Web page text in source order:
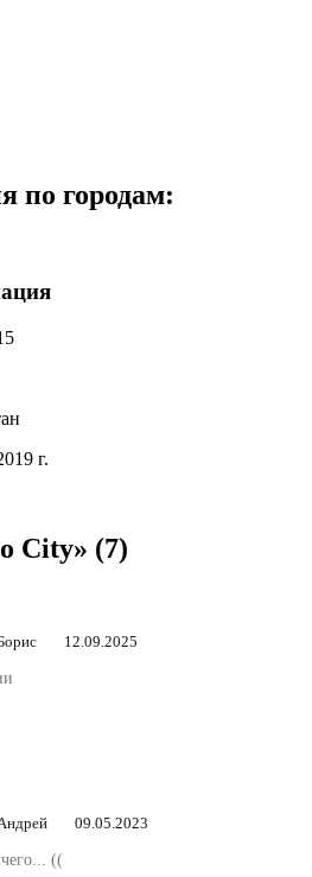
по городам:
г.
City» (7)
12.09.2025
09.05.2023
((